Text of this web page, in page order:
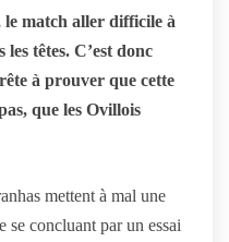
le match aller difficile à
têtes. C’est donc
à prouver que cette
que les Ovillois
mettent à mal une
se concluant par un essai